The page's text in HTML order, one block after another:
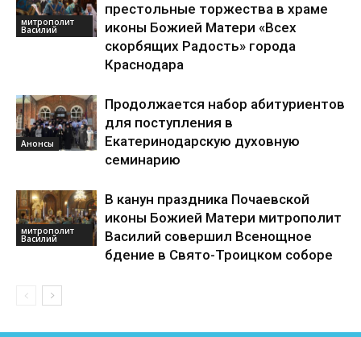
митрополит
Василий
престольные торжества в храме
иконы Божией Матери «Всех
скорбящих Радость» города
Краснодара
Анонсы
Продолжается набор абитуриентов
для поступления в
Екатеринодарскую духовную
семинарию
митрополит
Василий
В канун праздника Почаевской
иконы Божией Матери митрополит
Василий совершил Всенощное
бдение в Свято-Троицком соборе